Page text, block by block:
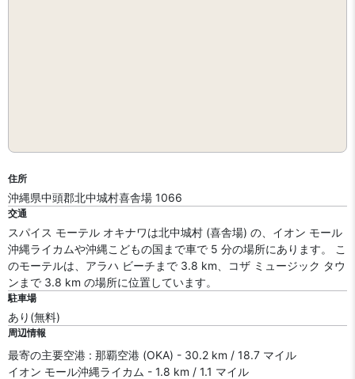
住所
沖縄県中頭郡北中城村喜舎場 1066
交通
スパイス モーテル オキナワは北中城村 (喜舎場) の、イオン モール
沖縄ライカムや沖縄こどもの国まで車で 5 分の場所にあります。 こ
のモーテルは、アラハ ビーチまで 3.8 km、コザ ミュージック タウ
ンまで 3.8 km の場所に位置しています。
駐車場
あり(無料)
周辺情報
最寄の主要空港 : 那覇空港 (OKA) - 30.2 km / 18.7 マイル
イオン モール沖縄ライカム - 1.8 km / 1.1 マイル